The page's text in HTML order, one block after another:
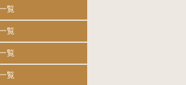
覧
覧
覧
覧